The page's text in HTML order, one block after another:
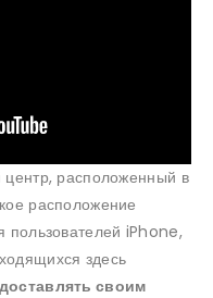
расположенный в
расположение
пользователей iPhone,
здесь
своим